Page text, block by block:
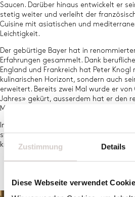
Zustimmung Details
Diese Webseite verwendet
Saucen. Darüber hinaus entwickelt er
stetig weiter und verleiht der
Cuisine mit asiatischen und
Leichtigkeit.
Der gebürtige Bayer hat in
Erfahrungen gesammelt. Dank
England und Frankreich hat Peter Knogl
kulinarischen Horizont, sondern auch
erweitert. Bereits zwei Mal wurde er von
Jahres» gekürt, ausserdem hat er den
Mentor Award» verliehen bekommen.
In Basel hat Peter Knogl eine neue
stark verbunden fühlt. Sein Ziel ist es,
kreieren, das sich in das Gedächtnis